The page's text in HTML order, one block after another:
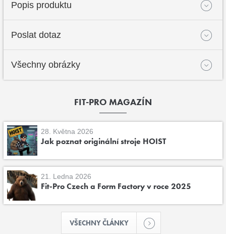
Popis produktu
Poslat dotaz
Všechny obrázky
FIT-PRO MAGAZÍN
28. Května 2026
Jak poznat originální stroje HOIST
21. Ledna 2026
Fit-Pro Czech a Form Factory v roce 2025
VŠECHNY ČLÁNKY